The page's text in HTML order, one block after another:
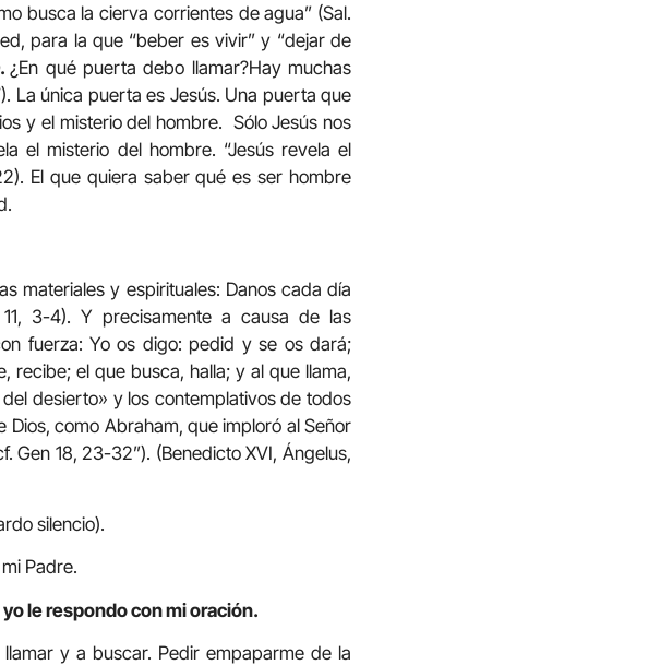
busca la cierva corrientes de agua” (Sal.
para la que “beber es vivir” y “dejar de
¿En qué puerta debo llamar?Hay muchas
La única puerta es Jesús. Una puerta que
y el misterio del hombre. Sólo Jesús nos
el misterio del hombre. “Jesús revela el
El que quiera saber qué es ser hombre
materiales y espirituales: Danos cada día
3-4). Y precisamente a causa de las
fuerza: Yo os digo: pedid y se os dará;
recibe; el que busca, halla; y al que llama,
desierto» y los contemplativos de todos
Dios, como Abraham, que imploró al Señor
Gen 18, 23-32”). (Benedicto XVI, Ángelus,
silencio).
Padre.
le respondo con mi oración.
y a buscar. Pedir empaparme de la